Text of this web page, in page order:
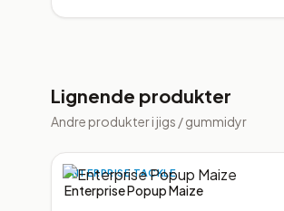
Lignende produkter
Andre produkter i jigs / gummidyr
ENTERPRISE TACKLE
Enterprise Popup Maize